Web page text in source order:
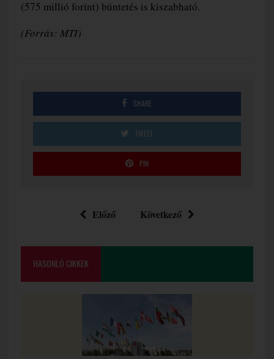
(575 millió forint) büntetés is kiszabható.
(Forrás: MTI)
SHARE
TWEET
PIN
Előző Következő
HASONLÓ CIKKEK